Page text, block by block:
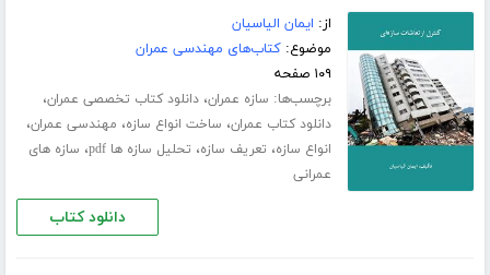
از: ایمان الیاسیان
موضوع:کتاب‌های مهندسی عمران
۱۰۹ صفحه
برچسب‌ها: سازه عمران،دانلود کتاب تخصصی عمران،
دانلود کتاب عمران، ساخت انواع سازه، مهندسی عمران،
انواع سازه، تعریف سازه، تحلیل سازه ها pdf ، سازه های
عمرانی
دانلود کتاب